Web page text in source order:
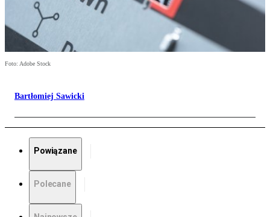
Foto: Adobe Stock
Bartłomiej Sawicki
Powiązane
Polecane